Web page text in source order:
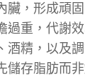
，形成頑
重，代謝
酒精，以及
存脂肪而